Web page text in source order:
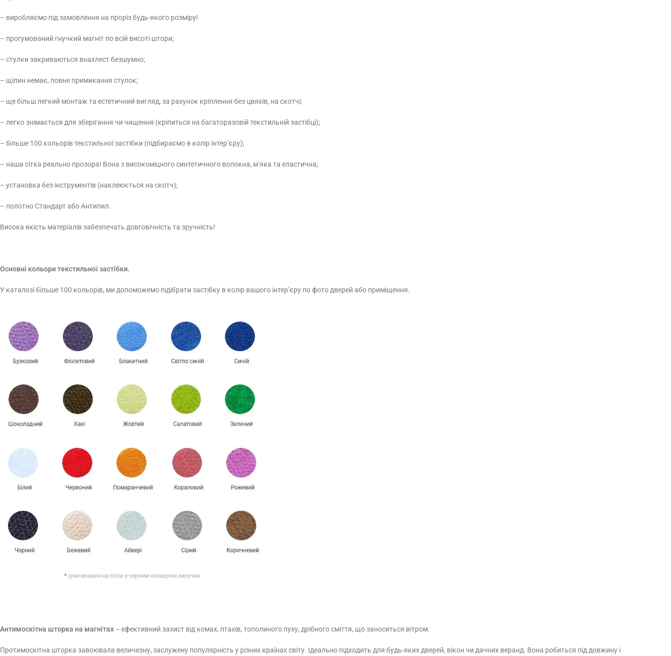
– виробляємо під замовлення на проріз будь-якого розміру!
– прогумований гнучкий магніт по всій висоті штори;
– стулки закриваються внахлест безшумно;
– щілин немає, повне примикання стулок;
– ще більш легкий монтаж та естетичний вигляд, за рахунок кріплення без цвяхів, на скотчі;
– легко знімається для зберігання чи чищення (кріпиться на багаторазовій текстильній застібці);
– більше 100 кольорів текстильної застібки (підбираємо в колір інтер’єру);
– наша сітка реально прозора! Вона з високоміцного синтетичного волокна, м’яка та еластична;
– установка без інструментів (наклеюється на скотч);
– полотно Стандарт або Антипил.
Висока якість матеріалів забезпечать довговічність та зручність!
Основні кольори текстильної застібки.
У каталозі більше 100 кольорів, ми допоможемо підібрати застібку в колір вашого інтер’єру по фото дверей або приміщення.
Антимоскітна шторка на магнітах – ефективний захист від комах, птахів, тополиного пуху, дрібного сміття, що заноситься вітром.
Протимоскітна шторка завоювала величезну, заслужену популярність у різних країнах світу. Ідеально підходить для будь-яких дверей, вікон чи дачних веранд. Вона робиться під довжину і